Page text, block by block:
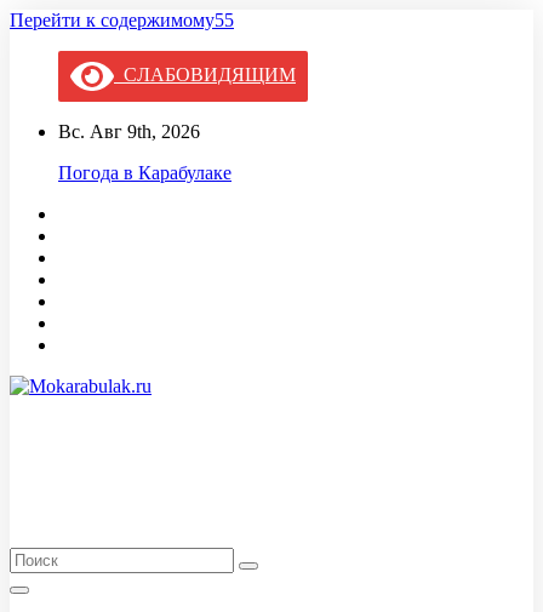
Перейти к содержимому55
СЛАБОВИДЯЩИМ
Вс. Авг 9th, 2026
Погода в Карабулаке